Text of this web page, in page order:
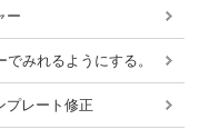
ー
みれるようにする。
プレート修正